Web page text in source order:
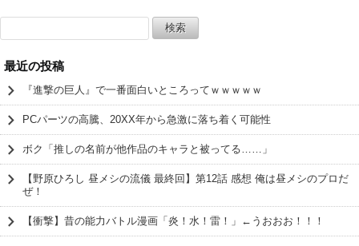
索:
最近の投稿
『進撃の巨人』で一番面白いところってｗｗｗｗｗ
PCパーツの高騰、20XX年から急激に落ち着く可能性
ボク「推しの名前が他作品のキャラと被ってる……」
【野原ひろし 昼メシの流儀 最終回】第12話 感想 俺は昼メシのプロだ
ぜ！
【衝撃】昔の能力バトル漫画「炎！水！雷！」←うおおお！！！